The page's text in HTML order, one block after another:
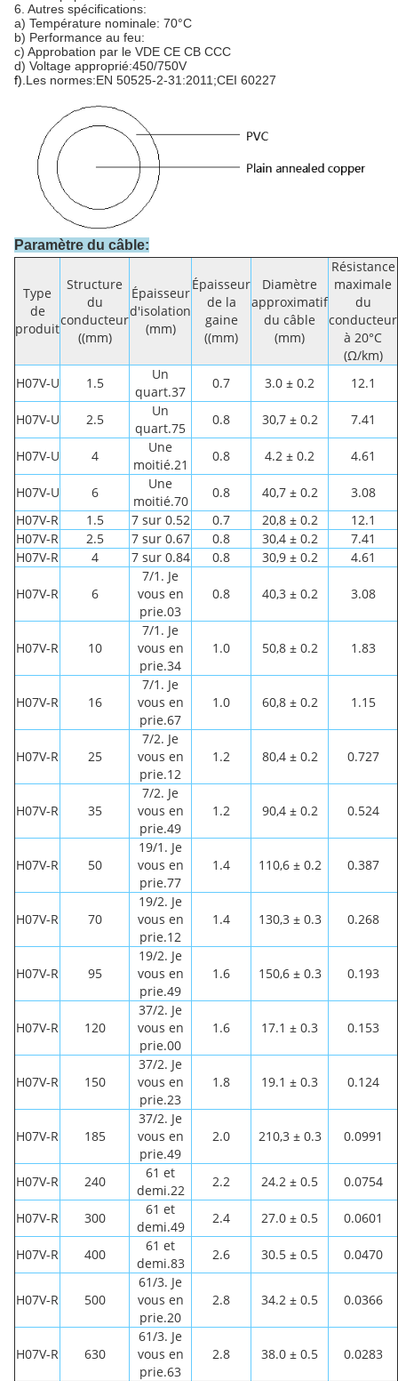
6. Autres spécifications:
a) Température nominale: 70°C
b) Performance au feu:
c) Approbation par le VDE CE CB CCC
d) Voltage approprié:450/750V
f). Les normes:EN 50525-2-31:2011;CEI 60227
Paramètre du câble:
Type
de
produit
Structure
du
conducteur
((mm)
Épaisseur
d'isolation
(mm)
Épaisseur
de la
gaine
((mm)
Diamètre
approximatif
du câble
(mm)
Résistance
maximale
du
conducteur
à 20°C
(Ω/km)
H07V-U
1.5
Un
quart.37
0.7 3.0 ± 0.2 12.1
H07V-U 2.5
Un
quart.75
0.8 30,7 ± 0.2 7.41
H07V-U 4
Une
moitié.21
0.8 4.2 ± 0.2 4.61
H07V-U 6
Une
moitié.70
0.8 40,7 ± 0.2
3.08
H07V-R
1.5 7 sur 0.52 0.7 20,8 ± 0.2
12.1
H07V-R
2.5 7 sur 0.67 0.8 30,4 ± 0.2
7.41
H07V-R
4 7 sur 0.84 0.8 30,9 ± 0.2 4.61
H07V-R 6
7/1. Je
vous en
prie.03
0.8 40,3 ± 0.2 3.08
H07V-R 10
7/1. Je
vous en
prie.34
1.0 50,8 ± 0.2 1.83
H07V-R 16
7/1. Je
vous en
prie.67
1.0 60,8 ± 0.2 1.15
H07V-R 25
7/2. Je
vous en
prie.12
1.2 80,4 ± 0.2 0.727
H07V-R 35
7/2. Je
vous en
prie.49
1.2 90,4 ± 0.2 0.524
H07V-R 50
19/1. Je
vous en
prie.77
1.4 110,6 ± 0.2 0.387
H07V-R 70
19/2. Je
vous en
prie.12
1.4 130,3 ± 0.3 0.268
H07V-R 95
19/2. Je
vous en
prie.49
1.6 150,6 ± 0.3 0.193
H07V-R 120
37/2. Je
vous en
prie.00
1.6 17.1 ± 0.3 0.153
H07V-R 150
37/2. Je
vous en
prie.23
1.8 19.1 ± 0.3 0.124
H07V-R 185
37/2. Je
vous en
prie.49
2.0 210,3 ± 0.3 0.0991
H07V-R 240
61 et
demi.22
2.2 24.2 ± 0.5 0.0754
H07V-R 300
61 et
demi.49
2.4 27.0 ± 0.5 0.0601
H07V-R 400
61 et
demi.83
2.6 30.5 ± 0.5 0.0470
H07V-R 500
61/3. Je
vous en
prie.20
2.8 34.2 ± 0.5 0.0366
H07V-R 630
61/3. Je
vous en
prie.63
2.8 38.0 ± 0.5 0.0283